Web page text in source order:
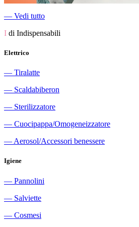
― Vedi tutto
I di Indispensabili
Elettrico
― Tiralatte
― Scaldabiberon
― Sterilizzatore
― Cuocipappa/Omogeneizzatore
― Aerosol/Accessori benessere
Igiene
― Pannolini
― Salviette
― Cosmesi